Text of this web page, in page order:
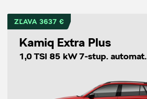
ZĽAVA 3637 €
Kamiq Extra Plus
1,0 TSI 85 kW 7-stup. automat.